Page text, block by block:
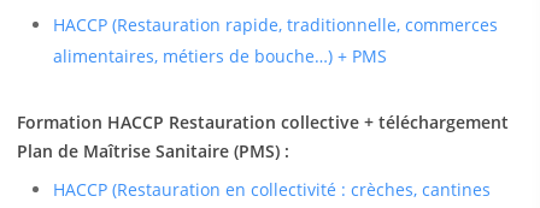
HACCP (Restauration rapide, traditionnelle, commerces
alimentaires, métiers de bouche…) + PMS
Formation HACCP Restauration collective + téléchargement
Plan de Maîtrise Sanitaire (PMS) :
HACCP (Restauration en collectivité : crèches, cantines